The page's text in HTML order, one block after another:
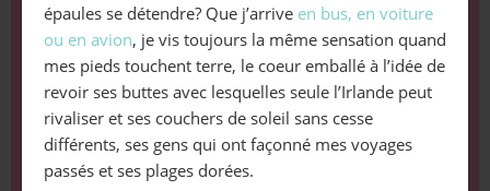
épaules se détendre? Que j’arriveen bus, en voiture
ou en avion, je vis toujours la même sensation quand
mes pieds touchent terre, le coeur emballé à l’idée de
revoir ses buttes avec lesquelles seule l’Irlande peut
rivaliser et ses couchers de soleil sans cesse
différents, ses gens qui ont façonné mes voyages
passés et ses plages dorées.